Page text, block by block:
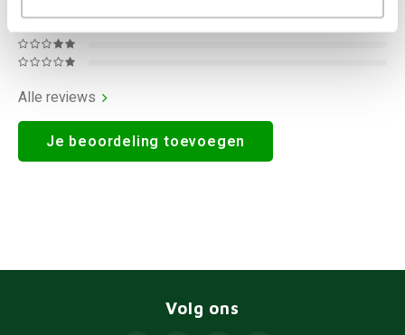
Alle reviews
Je beoordeling toevoegen
Volg ons